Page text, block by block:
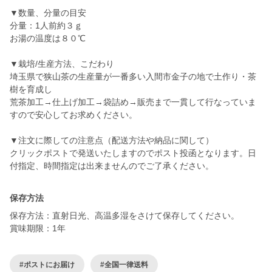
▼数量、分量の目安
分量：1人前約３ｇ
お湯の温度は８０℃
▼栽培/生産方法、こだわり
埼玉県で狭山茶の生産量が一番多い入間市金子の地で土作り・茶
樹を育成し
荒茶加工→仕上げ加工→袋詰め→販売まで一貫して行なっていま
すので安心してお求めください。
▼注文に際しての注意点（配送方法や納品に関して）
クリックポストで発送いたしますのでポスト投函となります。日
付指定、時間指定は出来ませんのでご了承ください。
保存方法
保存方法：直射日光、高温多湿をさけて保存してください。
賞味期限：1年
#ポストにお届け #全国一律送料